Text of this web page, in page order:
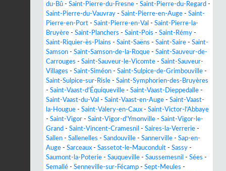
du-Bû - Saint-Pierre-du-Fresne - Saint-Pierre-du-Regard -
Saint-Pierre-du-Vauvray - Saint-Pierre-en-Auge - Saint-
Pierre-en-Port - Saint-Pierre-en-Val - Saint-Pierre-la-
Bruyère - Saint-Planchers - Saint-Pois - Saint-Rémy -
Saint-Riquier-ès-Plains - Saint-Saëns - Saint-Saire - Saint-
Samson - Saint-Samson-de-la-Roque - Saint-Sauveur-de-
Carrouges - Saint-Sauveur-le-Vicomte - Saint-Sauveur-
Villages - Saint-Siméon - Saint-Sulpice-de-Grimbouville -
Saint-Sulpice-sur-Risle - Saint-Symphorien-des-Bruyères
- Saint-Vaast-d'Équiqueville - Saint-Vaast-Dieppedalle -
Saint-Vaast-du-Val - Saint-Vaast-en-Auge - Saint-Vaast-
la-Hougue - Saint-Valery-en-Caux - Saint-Victor-l'Abbaye
- Saint-Vigor - Saint-Vigor-d'Ymonville - Saint-Vigor-le-
Grand - Saint-Vincent-Cramesnil - Saires-la-Verrerie -
Sallen - Sallenelles - Sandouville - Sannerville - Sap-en-
Auge - Sarceaux - Sassetot-le-Mauconduit - Sassy -
Saumont-la-Poterie - Sauqueville - Saussemesnil - Sées -
Semallé - Senneville-sur-Fécamp - Sept-Meules -